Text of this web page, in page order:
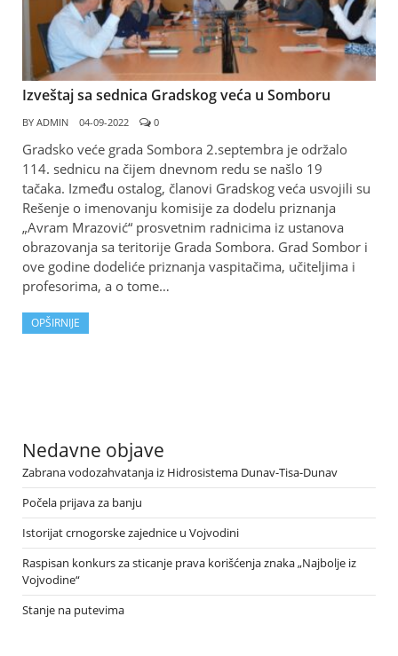
Izveštaj sa sednica Gradskog veća u Somboru
BY ADMIN 04-09-2022 0
Gradsko veće grada Sombora 2.septembra je održalo
114. sednicu na čijem dnevnom redu se našlo 19
tačaka. Između ostalog, članovi Gradskog veća usvojili su
Rešenje o imenovanju komisije za dodelu priznanja
„Avram Mrazović“ prosvetnim radnicima iz ustanova
obrazovanja sa teritorije Grada Sombora. Grad Sombor i
ove godine dodeliće priznanja vaspitačima, učiteljima i
profesorima, a o tome…
OPŠIRNIJE
Nedavne objave
Zabrana vodozahvatanja iz Hidrosistema Dunav-Tisa-Dunav
Počela prijava za banju
Istorijat crnogorske zajednice u Vojvodini
Raspisan konkurs za sticanje prava korišćenja znaka „Najbolje iz
Vojvodine“
Stanje na putevima